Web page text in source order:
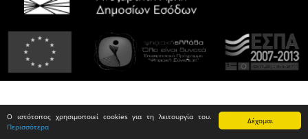
Δέχομαι
Ο ιστότοπος χρησιμοποιεί cookies για τη λειτουργία του.
Περισσότερα